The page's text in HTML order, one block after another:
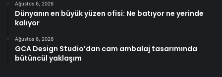
Ağustos 6, 2026
Dünyanın en büyük yüzen ofisi: Ne batıyor ne yerinde
kalıyor
Ağustos 6, 2026
GCA Design Studio’dan cam ambalaj tasarımında
bütüncül yaklaşım